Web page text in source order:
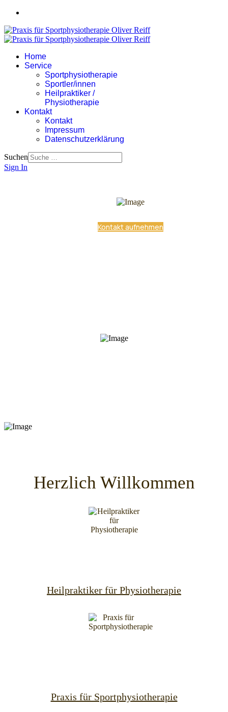
Home
Service
Sportphysiotherapie
Sportler/innen
Heilpraktiker /
Physiotherapie
Kontakt
Kontakt
Impressum
Datenschutzerklärung
Suchen
Sign In
Kontakt aufnehmen
Herzlich Willkommen
Heilpraktiker für Physiotherapie
Praxis für Sportphysiotherapie